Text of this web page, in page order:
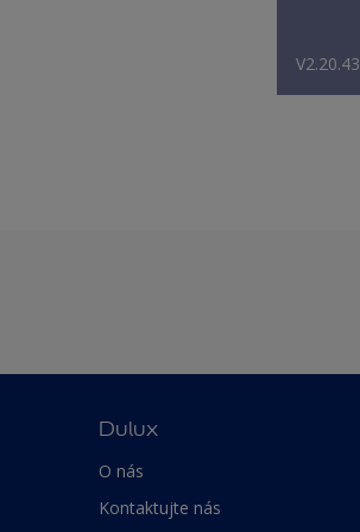
V2.20.43
Dulux
O nás
Kontaktujte nás